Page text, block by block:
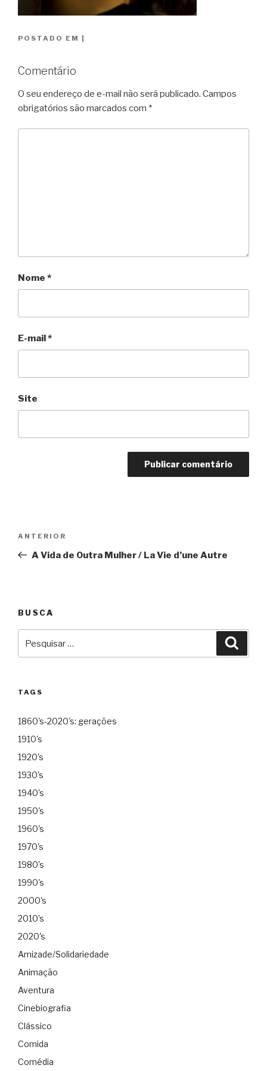
POSTADO EM
Comentário
O seu endereço de e-mail não será publicado. Campos
obrigatórios são marcados com *
Nome *
E-mail*
Site
Post
Anterior
ANTERIOR
A Vida de Outra Mulher / La Vie d’une Autre
BUSCA
por:
TAGS
1860's-2020's: gerações
1910's
1920's
1930's
1940's
1950's
1960's
1970's
1980's
1990's
2000's
2010's
2020's
Amizade/Solidariedade
Animação
Aventura
Cinebiografia
Clássico
Comida
Comédia